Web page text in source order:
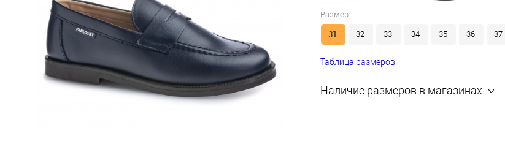
Размер:
31 32 33 34 35 36 37
Таблица размеров
Наличие размеров в магазинах